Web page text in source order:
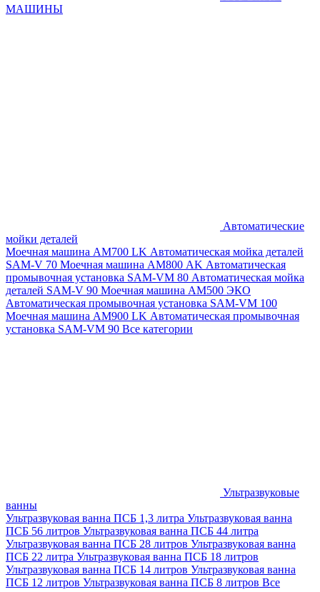
МАШИНЫ
Автоматические
мойки деталей
Моечная машина AM700 LK Автоматическая мойка деталей
SAM-V 70 Моечная машина АМ800 AK Автоматическая
промывочная установка SAM-VM 80 Автоматическая мойка
деталей SAM-V 90 Моечная машина АМ500 ЭКО
Автоматическая промывочная установка SAM-VM 100
Моечная машина AM900 LK Автоматическая промывочная
установка SAM-VM 90 Все категории
Ультразвуковые
ванны
Ультразвуковая ванна ПСБ 1,3 литра Ультразвуковая ванна
ПСБ 56 литров Ультразвуковая ванна ПСБ 44 литра
Ультразвуковая ванна ПСБ 28 литров Ультразвуковая ванна
ПСБ 22 литра Ультразвуковая ванна ПСБ 18 литров
Ультразвуковая ванна ПСБ 14 литров Ультразвуковая ванна
ПСБ 12 литров Ультразвуковая ванна ПСБ 8 литров Все